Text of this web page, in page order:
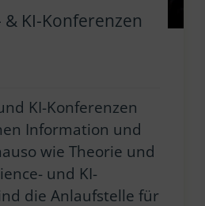
& KI-Konferenzen
KI-Konferenzen
Information und
wie Theorie und
und KI-
die Anlaufstelle für